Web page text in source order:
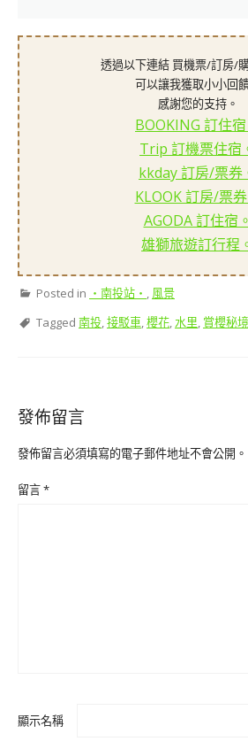
透過以下連結 買機票/訂房/
可以讓我獲取小小回
感謝您的支持。
BOOKING 訂住宿
Trip 訂機票住宿
kkday 訂房/票券
KLOOK 訂房/票券
AGODA 訂住宿。
雄獅旅遊訂行程
Posted in ‧南投站‧ , 風景
Tagged 南投,接駁車,櫻花,水里, 賞櫻秘境
發佈留言
發佈留言必須填寫的電子郵件地址不會公開。
留言*
顯示名稱